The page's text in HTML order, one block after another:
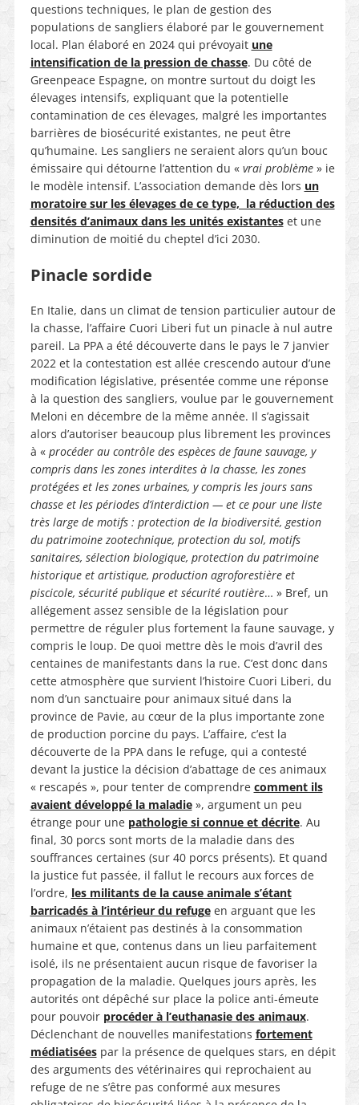
questions techniques, le plan de gestion des
populations de sangliers élaboré par le gouvernement
local. Plan élaboré en 2024 qui prévoyait une
intensification de la pression de chasse. Du côté de
Greenpeace Espagne, on montre surtout du doigt les
élevages intensifs, expliquant que la potentielle
contamination de ces élevages, malgré les importantes
barrières de biosécurité existantes, ne peut être
qu’humaine. Les sangliers ne seraient alors qu’un bouc
émissaire qui détourne l’attention du « vrai problème» ie
le modèle intensif. L’association demande dès lors un
moratoire sur les élevages de ce type, la réduction des
densités d’animaux dans les unités existanteset une
diminution de moitié du cheptel d’ici 2030.
Pinacle sordide
En Italie, dans un climat de tension particulier autour de
la chasse, l’affaire Cuori Liberi fut un pinacle à nul autre
pareil. La PPA a été découverte dans le pays le 7 janvier
2022 et la contestation est allée crescendo autour d’une
modification législative, présentée comme une réponse
à la question des sangliers, voulue par le gouvernement
Meloni en décembre de la même année. Il s’agissait
alors d’autoriser beaucoup plus librement les provinces
à « procéder au contrôle des espèces de faune sauvage, y
compris dans les zones interdites à la chasse, les zones
protégées et les zones urbaines, y compris les jours sans
chasse et les périodes d’interdiction — et ce pour une liste
très large de motifs : protection de la biodiversité, gestion
du patrimoine zootechnique, protection du sol, motifs
sanitaires, sélection biologique, protection du patrimoine
historique et artistique, production agroforestière et
piscicole, sécurité publique et sécurité routière… » Bref, un
allégement assez sensible de la législation pour
permettre de réguler plus fortement la faune sauvage, y
compris le loup. De quoi mettre dès le mois d’avril des
centaines de manifestants dans la rue. C’est donc dans
cette atmosphère que survient l’histoire Cuori Liberi, du
nom d’un sanctuaire pour animaux situé dans la
province de Pavie, au cœur de la plus importante zone
de production porcine du pays. L’affaire, c’est la
découverte de la PPA dans le refuge, qui a contesté
devant la justice la décision d’abattage de ces animaux
« rescapés », pour tenter de comprendre comment ils
avaient développé la maladie», argument un peu
étrange pour une pathologie si connue et décrite. Au
final, 30 porcs sont morts de la maladie dans des
souffrances certaines (sur 40 porcs présents). Et quand
la justice fut passée, il fallut le recours aux forces de
l’ordre, les militants de la cause animale s’étant
barricadés à l’intérieur du refugeen arguant que les
animaux n’étaient pas destinés à la consommation
humaine et que, contenus dans un lieu parfaitement
isolé, ils ne présentaient aucun risque de favoriser la
propagation de la maladie. Quelques jours après, les
autorités ont dépêché sur place la police anti-émeute
pour pouvoir procéder à l’euthanasie des animaux.
Déclenchant de nouvelles manifestations fortement
médiatiséespar la présence de quelques stars, en dépit
des arguments des vétérinaires qui reprochaient au
refuge de ne s’être pas conformé aux mesures